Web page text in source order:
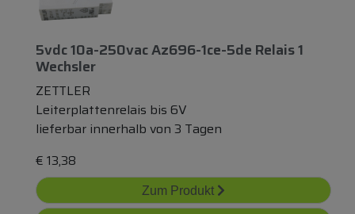
5vdc 10a-250vac Az696-1ce-5de Relais 1
Wechsler
ZETTLER
Leiterplattenrelais bis 6V
lieferbar innerhalb von 3 Tagen
€ 13,38
Zum Produkt